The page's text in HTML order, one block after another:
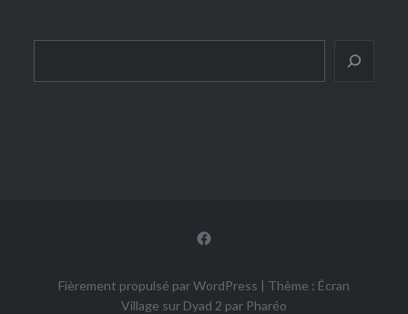
Facebook
Fièrement propulsé par WordPress | Thème : Écran
Village sur Dyad 2 par Pharéo